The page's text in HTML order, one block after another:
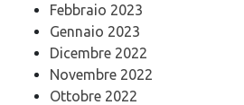
Febbraio 2023
Gennaio 2023
Dicembre 2022
Novembre 2022
Ottobre 2022